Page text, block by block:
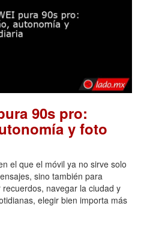
90s pro:
y foto
el que el móvil ya no sirve solo
sino también para
navegar la ciudad y
elegir bien importa más